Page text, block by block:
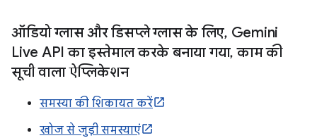
ऑडियो ग्लास और डिसप्ले ग्लास के लिए, Gemini
Live API का इस्तेमाल करके बनाया गया, काम की
सूची वाला ऐप्लिकेशन
समस्या की शिकायत करें
खोज से जुड़ी समस्याएं